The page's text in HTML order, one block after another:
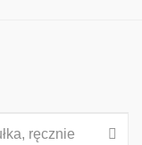
ręcznie